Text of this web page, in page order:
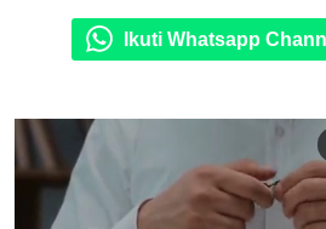
Ikuti Whatsapp